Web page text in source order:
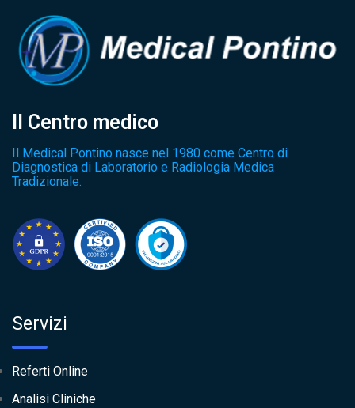
Il Centro medico
Il Medical Pontino nasce nel 1980 come Centro di
Diagnostica di Laboratorio e Radiologia Medica
Tradizionale.
Servizi
Referti Online
Analisi Cliniche